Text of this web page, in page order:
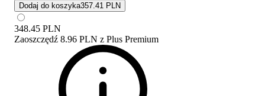
Dodaj do koszyka357.41 PLN
348.45 PLN
Zaoszczędź 8.96 PLN z Plus Premium